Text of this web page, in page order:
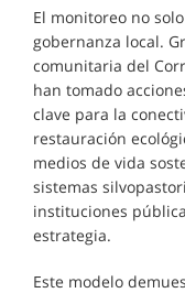
El monitoreo no
gobernanza local.
comunitaria del
han tomado
clave para la
restauración
medios de vida
sistemas
instituciones
estrategia.
Este modelo